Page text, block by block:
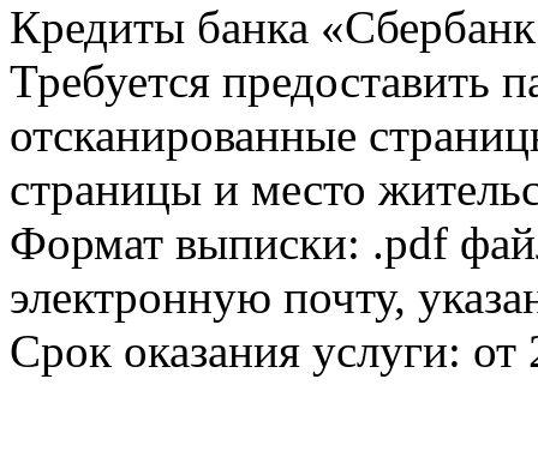
Кредиты банка
Требуется предоставить
отсканированные
страницы и место
Формат выписки: .pdf
электронную почту,
Срок оказания услуги: от